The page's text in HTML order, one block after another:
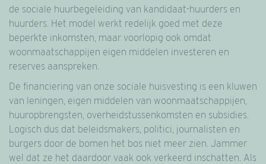
de sociale huurbegeleiding van kandidaat-huurders en
huurders. Het model werkt redelijk goed met deze
beperkte inkomsten, maar voorlopig ook omdat
woonmaatschappijen eigen middelen investeren en
reserves aanspreken.
De financiering van onze sociale huisvesting is een kluwen
van leningen, eigen middelen van woonmaatschappijen,
huuropbrengsten, overheidstussenkomsten en subsidies.
Logisch dus dat beleidsmakers, politici, journalisten en
burgers door de bomen het bos niet meer zien. Jammer
wel dat ze het daardoor vaak ook verkeerd inschatten. Als